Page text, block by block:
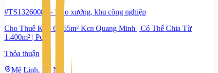
#TS13260085 - Kho xưởng, khu công nghiệp
Cho Thuê Kho 6.365m² Kcn Quang Minh | Có Thể Chia Từ
1.400m² | Pccc
Thỏa thuận
Mê Linh, Hà Nội